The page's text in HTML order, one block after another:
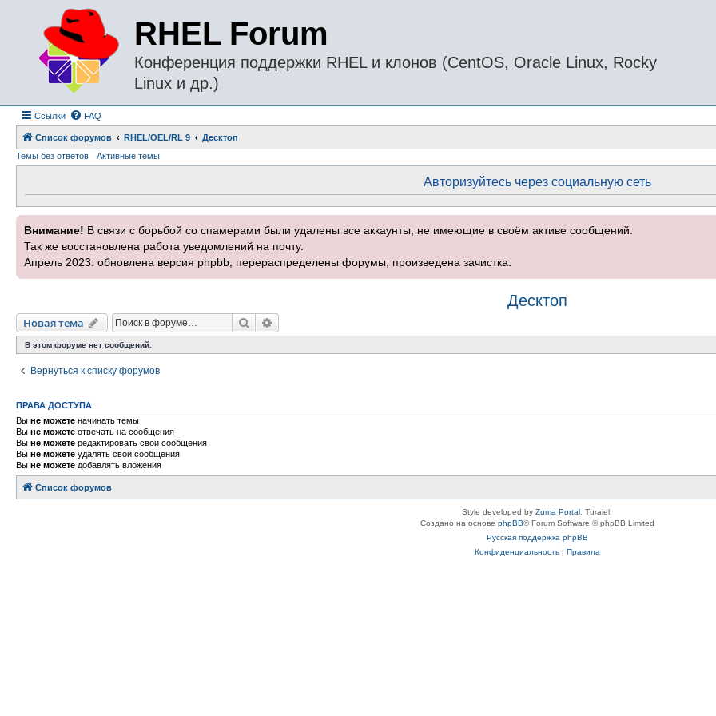
RHEL Forum
Конференция поддержки RHEL и клонов (CentOS, Oracle Linux, Rocky
Linux и др.)
Ссылки FAQ
Список форумов RHEL/OEL/RL 9
Десктоп
Темы без ответов
Активные темы
Авторизуйтесь через социальную сеть
Внимание! В связи с борьбой со спамерами были удалены все аккаунты, не имеющие в своём активе сообщений.
Так же восстановлена работа уведомлений на почту.
Апрель 2023: обновлена версия phpbb, перераспределены форумы, произведена зачистка.
Десктоп
Новая тема Поиск
В этом форуме нет сообщений.
Вернуться к списку форумов
ПРАВА ДОСТУПА
Вы не можете начинать темы
Вы не можете отвечать на сообщения
Вы не можете редактировать свои сообщения
Вы не можете удалять свои сообщения
Вы не можете добавлять вложения
Список форумов
Style developed by Zuma Portal , Turaiel,
Создано на основе phpBB® Forum Software © phpBB Limited
Русская поддержка phpBB
Конфиденциальность| Правила